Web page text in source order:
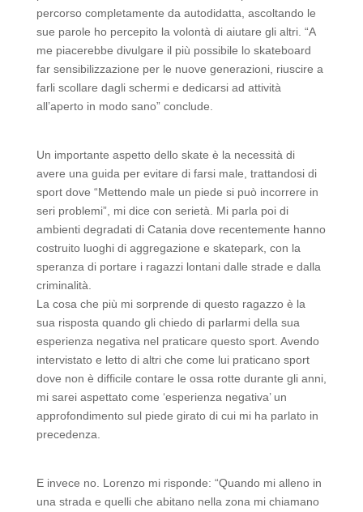
percorso completamente da autodidatta, ascoltando le
sue parole ho percepito la volontà di aiutare gli altri. “A
me piacerebbe divulgare il più possibile lo skateboard
far sensibilizzazione per le nuove generazioni, riuscire a
farli scollare dagli schermi e dedicarsi ad attività
all’aperto in modo sano” conclude.
Un importante aspetto dello skate è la necessità di
avere una guida per evitare di farsi male, trattandosi di
sport dove “Mettendo male un piede si può incorrere in
seri problemi”, mi dice con serietà. Mi parla poi di
ambienti degradati di Catania dove recentemente hanno
costruito luoghi di aggregazione e skatepark, con la
speranza di portare i ragazzi lontani dalle strade e dalla
criminalità.
La cosa che più mi sorprende di questo ragazzo è la
sua risposta quando gli chiedo di parlarmi della sua
esperienza negativa nel praticare questo sport. Avendo
intervistato e letto di altri che come lui praticano sport
dove non è difficile contare le ossa rotte durante gli anni,
mi sarei aspettato come ‘esperienza negativa’ un
approfondimento sul piede girato di cui mi ha parlato in
precedenza.
E invece no. Lorenzo mi risponde: “Quando mi alleno in
una strada e quelli che abitano nella zona mi chiamano